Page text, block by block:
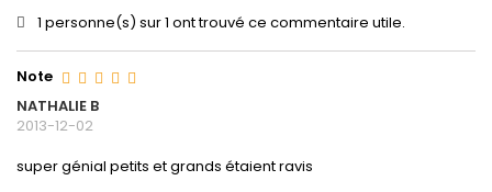
1 personne(s) sur 1 ont trouvé ce commentaire utile.
Note
NATHALIE B
2013-12-02
super génial petits et grands étaient ravis